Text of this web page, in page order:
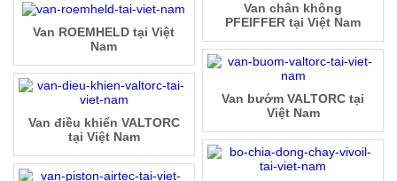
Van chân không
PFEIFFER tại Việt Nam
Van ROEMHELD tại Việt
Nam
Van bướm VALTORC tại
Việt Nam
Van điều khiển VALTORC
tại Việt Nam